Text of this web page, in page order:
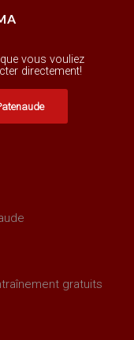
vous vouliez
directement!
gratuits